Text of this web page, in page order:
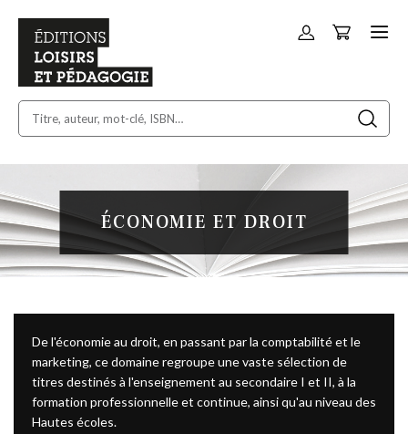
Allez
Panier
ÉCONOMIE ET DROIT
De l'économie au droit, en passant par la comptabilité et le
marketing, ce domaine regroupe une vaste sélection de
titres destinés à l'enseignement au secondaire I et II, à la
formation professionnelle et continue, ainsi qu'au niveau des
Hautes écoles.